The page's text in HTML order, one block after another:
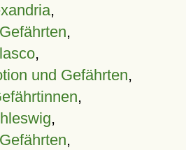
,
,
,
und Gefährten,
,
,
,